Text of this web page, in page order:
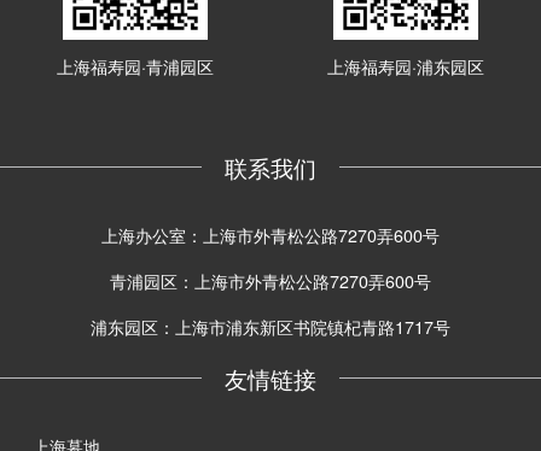
上海福寿园·青浦园区 上海福寿园·浦东园区
联系我们
上海办公室：上海市外青松公路7270弄600号
青浦园区：上海市外青松公路7270弄600号
浦东园区：上海市浦东新区书院镇杞青路1717号
友情链接